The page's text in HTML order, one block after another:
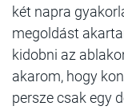
két napra
megoldást
kidobni az
akarom, hogy
persze csak egy